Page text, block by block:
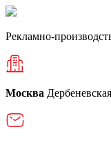
Рекламно-
Москва